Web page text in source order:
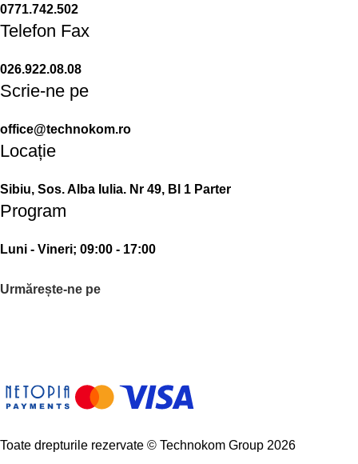
0771.742.502
Telefon Fax
026.922.08.08
Scrie-ne pe
office@technokom.ro
Locație
Sibiu, Sos. Alba Iulia. Nr 49, Bl 1 Parter
Program
Luni - Vineri; 09:00 - 17:00
Urmărește-ne pe
Toate drepturile rezervate © Technokom Group 2026